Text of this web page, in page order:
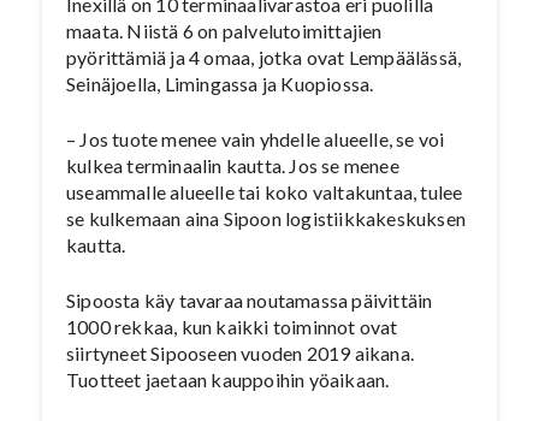
maata. Niistä 6 on palvelutoimittajien
pyörittämiä ja 4 omaa, jotka ovat Lempäälässä,
Seinäjoella, Limingassa ja Kuopiossa.
– Jos tuote menee vain yhdelle alueelle, se voi
kulkea terminaalin kautta. Jos se menee
useammalle alueelle tai koko valtakuntaa, tulee
se kulkemaan aina Sipoon logistiikkakeskuksen
kautta.
Sipoosta käy tavaraa noutamassa päivittäin
1000 rekkaa, kun kaikki toiminnot ovat
siirtyneet Sipooseen vuoden 2019 aikana.
Tuotteet jaetaan kauppoihin yöaikaan.